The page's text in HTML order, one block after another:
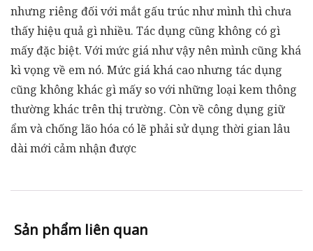
nhưng riêng đối với mắt gấu trúc như mình thì chưa
thấy hiệu quả gì nhiều. Tác dụng cũng không có gì
mấy đặc biệt. Với mức giá như vậy nên mình cũng khá
kì vọng về em nó. Mức giá khá cao nhưng tác dụng
cũng không khác gì mấy so với những loại kem thông
thường khác trên thị trường. Còn về công dụng giữ
ẩm và chống lão hóa có lẽ phải sử dụng thời gian lâu
dài mới cảm nhận được
Sản phẩm liên quan